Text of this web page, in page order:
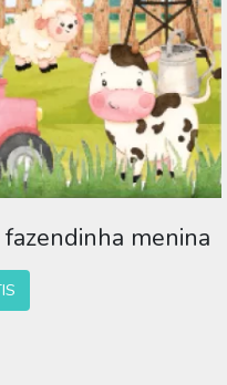
menina